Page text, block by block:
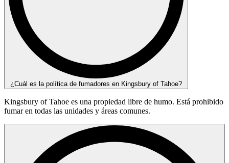
¿Cuál es la política de fumadores en Kingsbury of Tahoe?
Kingsbury of Tahoe es una propiedad libre de humo. Está prohibido
fumar en todas las unidades y áreas comunes.